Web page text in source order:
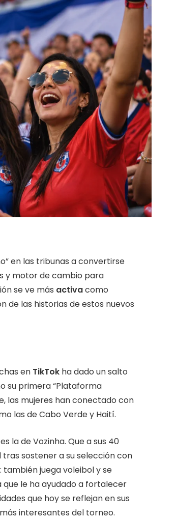
en las tribunas a convertirse
y motor de cambio para
se ve más activacomo
de las historias de estos nuevos
en TikTok ha dado un salto
su primera “Plataforma
las mujeres han conectado con
las de Cabo Verde y Haití.
la de Vozinha. Que a sus 40
tras sostener a su selección con
juega voleibol y se
le ha ayudado a fortalecer
que hoy se reflejan en sus
interesantes del torneo.
3 agosto, 2026